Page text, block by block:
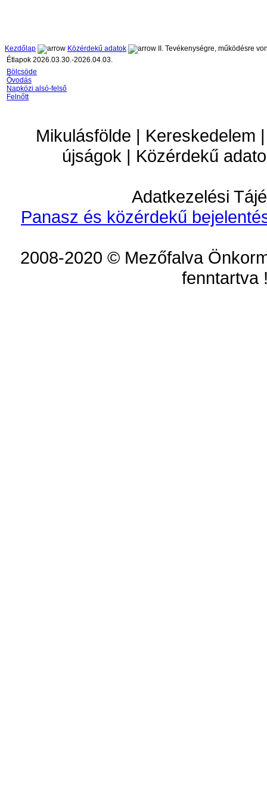
Kezdőlap Közérdekű adatok
II. Tevékenységre, működésre
Étlapok 2026.03.30.-2026.04.03.
Bölcsöde
Óvodás
Napközi alsó-felső
Felnőtt
Mikulásfölde | Kereskedelem
újságok | Közérdekű
Adatkezelési
Panasz és közérdekű
2008-2020 © Mezőfalva
fenntartva